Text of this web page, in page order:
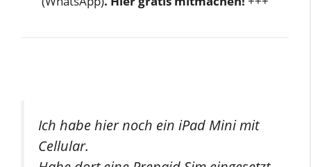
Ich habe hier noch ein iPad Mini mit
Cellular.